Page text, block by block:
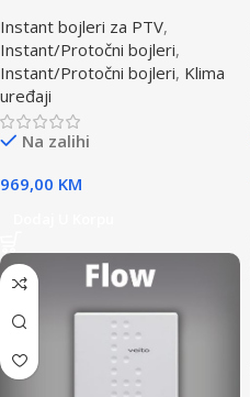
Instant bojleri za PTV,
Instant/Protočni bojleri,
Instant/Protočni bojleri, Klima
uređaji
Na zalihi
969,00 KM